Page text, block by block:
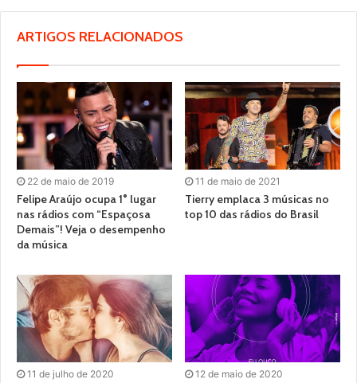
ARTIGOS RELACIONADOS
22 de maio de 2019
Felipe Araújo ocupa 1° lugar
nas rádios com “Espaçosa
Demais”! Veja o desempenho
da música
11 de maio de 2021
Tierry emplaca 3 músicas no
top 10 das rádios do Brasil
11 de julho de 2020 12 de maio de 2020